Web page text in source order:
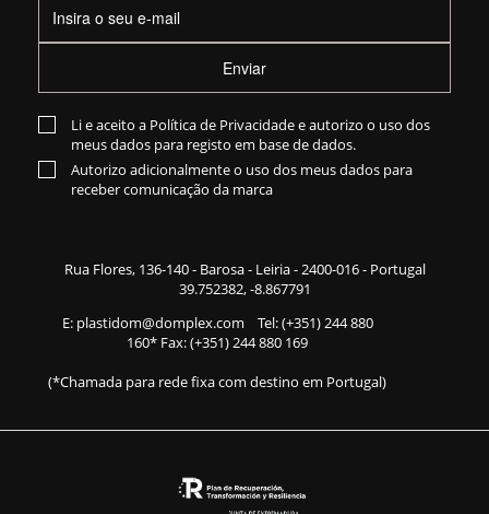
Enviar
Li e aceito a Política de Privacidadee autorizo o uso dos
meus dados para registo em base de dados.
Autorizo adicionalmente o uso dos meus dados para
receber comunicação da marca
Rua Flores, 136-140- Barosa - Leiria - 2400-016 - Portugal
39.752382, -8.867791
E: plastidom@domplex.com Tel:(+351) 244 880
160* Fax: (+351) 244 880 169
(*Chamada para rede fixa com destino em Portugal)